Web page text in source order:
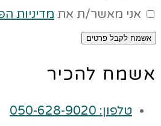
אני מאשר/ת את מדיניות
אשמח לקבל פרטים
אשמח להכיר
טלפון: 050-628-9020